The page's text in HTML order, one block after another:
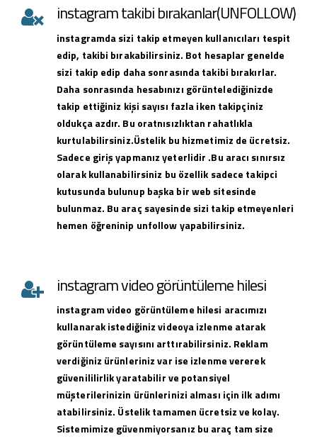
instagram takibi bırakanlar(UNFOLLOW)
instagramda sizi takip etmeyen kullanıcıları tespit
edip, takibi bırakabilirsiniz. Bot hesaplar genelde
sizi takip edip daha sonrasında takibi bırakırlar.
Daha sonrasında hesabınızı görüntelediğinizde
takip ettiğiniz kişi sayısı fazla iken takipçiniz
oldukça azdır. Bu oratnısızlıktan rahatlıkla
kurtulabilirsiniz.Üstelik bu hizmetimiz de ücretsiz.
Sadece giriş yapmanız yeterlidir .Bu aracı sınırsız
olarak kullanabilirsiniz bu özellik sadece takipci
kutusunda bulunup başka bir web sitesinde
bulunmaz. Bu araç sayesinde sizi takip etmeyenleri
hemen öğreninip unfollow yapabilirsiniz.
instagram video görüntüleme hilesi
instagramvideo görüntüleme hilesi aracımızı
kullanarak istediğiniz videoya izlenme atarak
görüntüleme sayısını arttırabilirsiniz. Reklam
verdiğiniz ürünleriniz var ise izlenme vererek
güvenililirlik yaratabilir ve potansiyel
müşterilerinizin ürünlerinizi alması için ilk adımı
atabilirsiniz. Üstelik tamamen ücretsiz ve kolay.
Sistemimize güvenmiyorsanız bu araç tam size